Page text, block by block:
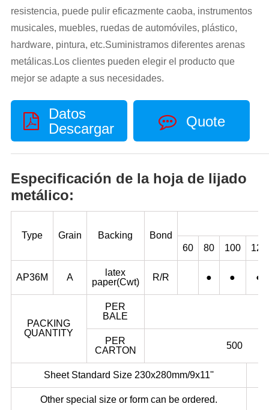
resistencia, puede pulir eficazmente caoba, instrumentos
musicales, muebles, ruedas de automóviles, plástico,
hardware, pintura, etc.Suministramos diferentes arenas
metálicas.Los clientes pueden elegir el producto que
mejor se adapte a sus necesidades.
Datos
Descargar
Quote
Especificación de la hoja de lijado
metálico:
Type Grain Backing
Bond
60
80 100 120
AP36M A
latex
paper(Cwt)
R/R ● ● ●
PACKING
QUANTITY
PER
BALE
PER
CARTON
500
Sheet Standard Size 230x280mm/9x11''
Other special size or form can be ordered.